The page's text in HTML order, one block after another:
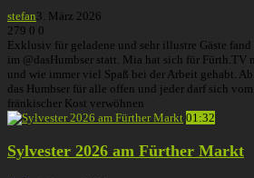
stefan3. März 2026
279 0 0
Exklusiv für geladene und sehr illustre Gäste fand
im @dasHumbser statt. Mia hat sich für Fürth.TV
und wie immer viel Spaß bei der Arbeit gehabt.
das Humbser für alle offen und jeder darf sich
fränkischer Kost verwöhnen
01:32
Sylvester 2026 am Fürther Markt